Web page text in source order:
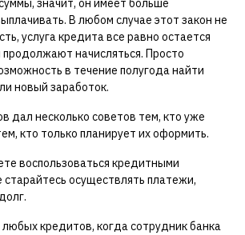
значит, он имеет больше
В любом случае этот закон не
услуга кредита все равно остается
начисляться. Просто
в течение полугода найти
новый заработок.
дал несколько советов тем, кто уже
кто только планирует их оформить.
воспользоваться кредитными
старайтесь осуществлять платежи,
кредитов, когда сотрудник банка